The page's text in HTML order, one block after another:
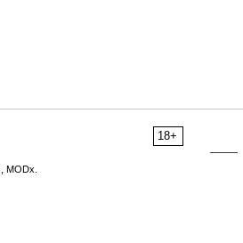
18+
MODx.